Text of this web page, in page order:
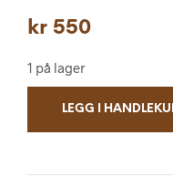
kr 550
1 på lager
LEGG I